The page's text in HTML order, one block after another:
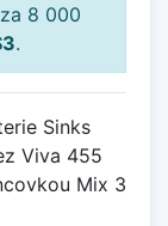
8 000
.
Sinks
Viva 455
Mix 3